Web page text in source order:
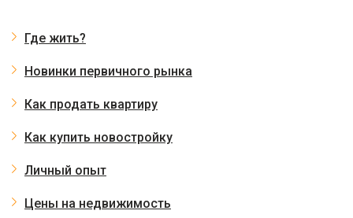
Где жить?
Новинки первичного рынка
Как продать квартиру
Как купить новостройку
Личный опыт
Цены на недвижимость